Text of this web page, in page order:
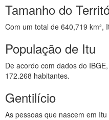
Tamanho do
Com um total de 640,719 km²,
População de Itu
De acordo com dados do
172.268 habitantes.
Gentilício
As pessoas que nascem em